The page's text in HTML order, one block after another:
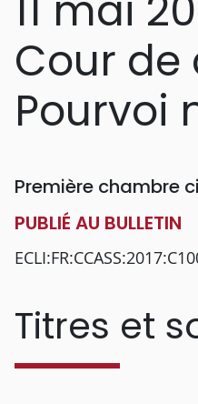
Cour
Pourvoi
Première chambre
PUBLIÉ AU BULLETIN
Titres et